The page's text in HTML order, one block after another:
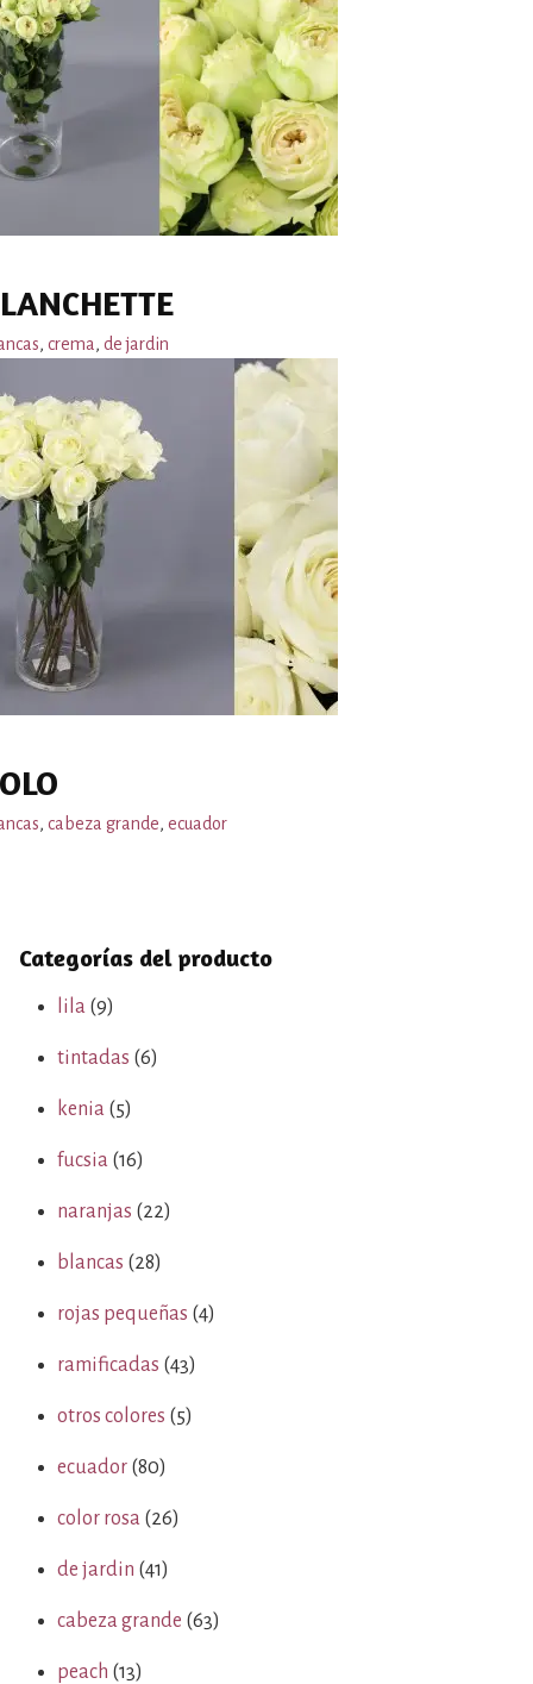
, crema, de jardin
, cabeza grande, ecuador
Categorías del producto
lila (9)
tintadas (6)
kenia (5)
fucsia (16)
naranjas (22)
blancas (28)
rojas pequeñas (4)
ramificadas (43)
otros colores (5)
ecuador (80)
color rosa (26)
de jardin (41)
cabeza grande (63)
peach (13)